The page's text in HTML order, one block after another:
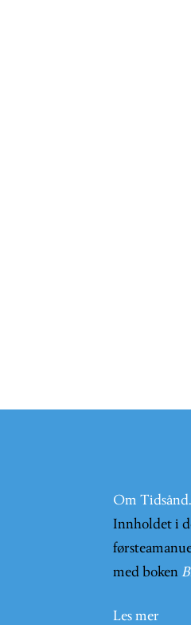
Om
Innholdet i
med boken
Les mer